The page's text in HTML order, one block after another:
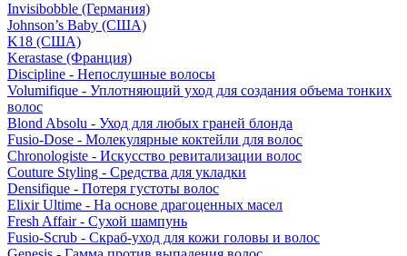
Invisibobble (Германия)
Johnson’s Baby (США)
K18 (США)
Kerastase (Франция)
Discipline - Непослушные волосы
Volumifique - Уплотняющий уход для создания объема тонких
волос
Blond Absolu - Уход для любых граней блонда
Fusio-Dose - Молекулярные коктейли для волос
Chronologiste - Искусство ревитализации волос
Couture Styling - Средства для укладки
Densifique - Потеря густоты волос
Elixir Ultime - На основе драгоценных масел
Fresh Affair - Сухой шампунь
Fusio-Scrub - Скраб-уход для кожи головы и волос